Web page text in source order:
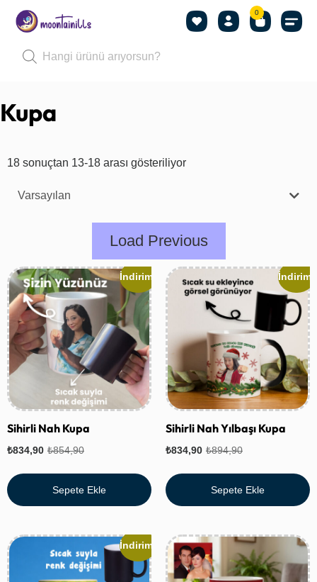
0
Kupa
18 sonuçtan 13-18 arası gösteriliyor
Varsayılan
Load Previous
İndirim!
Sihirli Nah Kupa
₺854,90
₺834,90
Sepete Ekle
İndirim!
Sihirli Nah Yılbaşı Kupa
₺894,90
₺834,90
Sepete Ekle
İndirim!